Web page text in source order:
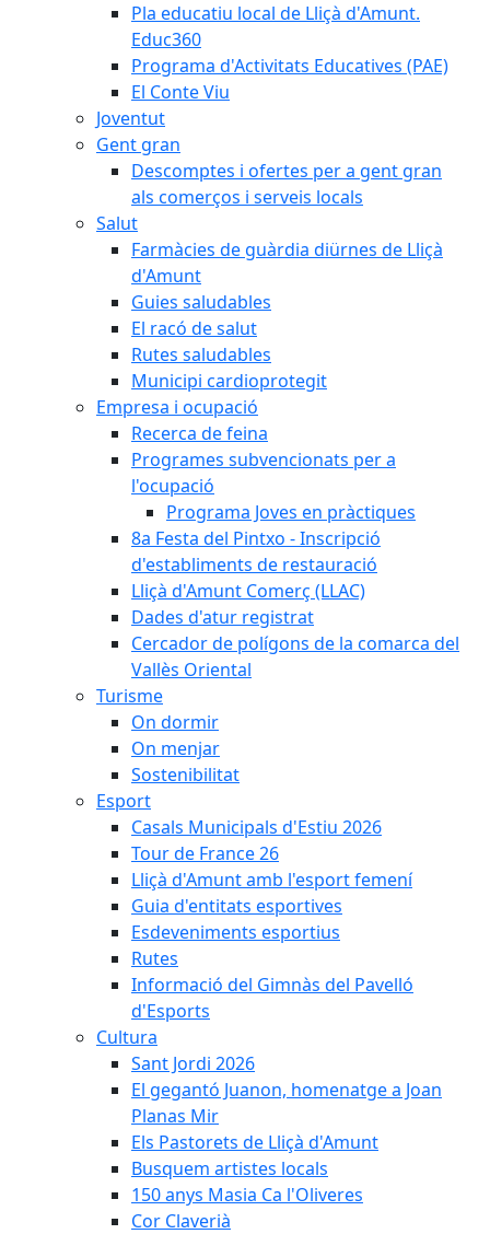
Pla educatiu local de Lliçà d'Amunt.
Educ360
Programa d'Activitats Educatives (PAE)
El Conte Viu
Joventut
Gent gran
Descomptes i ofertes per a gent gran
als comerços i serveis locals
Salut
Farmàcies de guàrdia diürnes de Lliçà
d'Amunt
Guies saludables
El racó de salut
Rutes saludables
Municipi cardioprotegit
Empresa i ocupació
Recerca de feina
Programes subvencionats per a
l'ocupació
Programa Joves en pràctiques
8a Festa del Pintxo - Inscripció
d'establiments de restauració
Lliçà d'Amunt Comerç (LLAC)
Dades d'atur registrat
Cercador de polígons de la comarca del
Vallès Oriental
Turisme
On dormir
On menjar
Sostenibilitat
Esport
Casals Municipals d'Estiu 2026
Tour de France 26
Lliçà d'Amunt amb l'esport femení
Guia d'entitats esportives
Esdeveniments esportius
Rutes
Informació del Gimnàs del Pavelló
d'Esports
Cultura
Sant Jordi 2026
El gegantó Juanon, homenatge a Joan
Planas Mir
Els Pastorets de Lliçà d'Amunt
Busquem artistes locals
150 anys Masia Ca l'Oliveres
Cor Claverià